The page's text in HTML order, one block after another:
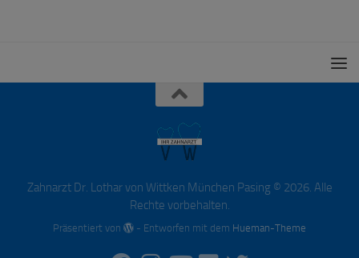
Zahnarzt Dr. Lothar von Wittken München Pasing © 2026. Alle
Rechte vorbehalten.
Präsentiert von - Entworfen mit dem Hueman-Theme